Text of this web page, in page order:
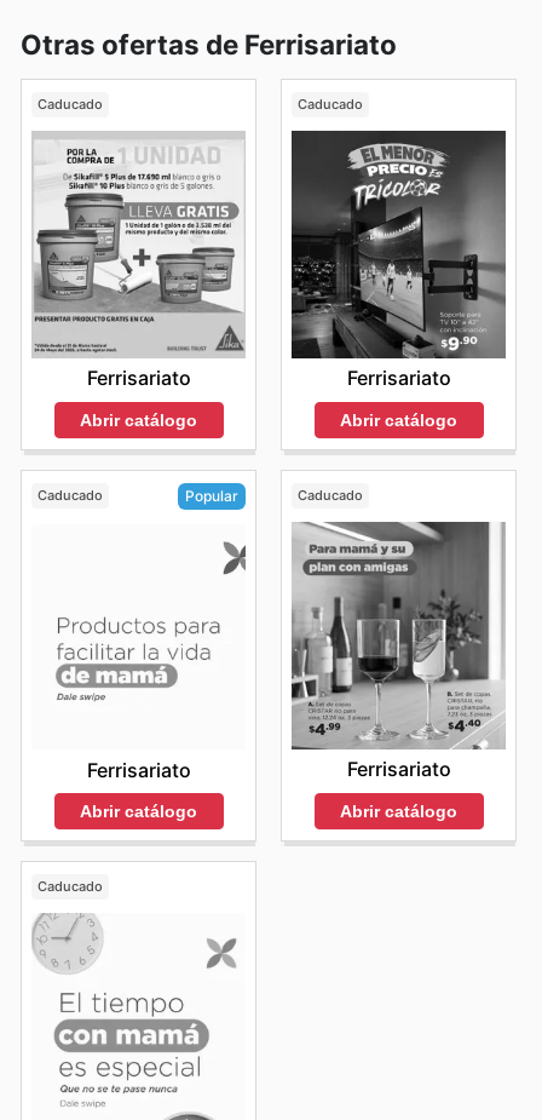
Otras ofertas de Ferrisariato
Caducado
Ferrisariato
Abrir catálogo
Caducado
Ferrisariato
Abrir catálogo
Caducado Popular
Ferrisariato
Abrir catálogo
Caducado
Ferrisariato
Abrir catálogo
Caducado